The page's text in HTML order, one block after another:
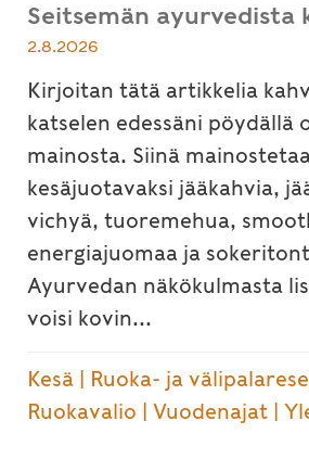
Seitsemän ayurvedista
2.8.2026
Kirjoitan tätä artikkelia
katselen edessäni pöydällä
mainosta. Siinä
kesäjuotavaksi jääkahvia,
vichyä, tuoremehua,
energiajuomaa ja
Ayurvedan näkökulmasta
voisi kovin...
Kesä Ruoka- ja
Ruokavalio
Vuodenajat